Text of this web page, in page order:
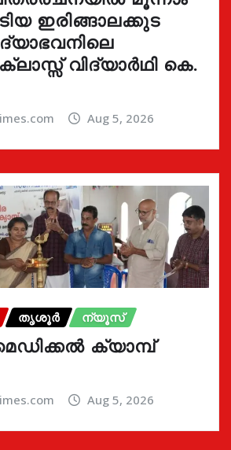
ഇരിങ്ങാലക്കുട
വിദ്യാർഥി കെ.
Aug 5, 2026
തൃശൂർ ന്യൂസ്
ക്യാമ്പ്
Aug 5, 2026